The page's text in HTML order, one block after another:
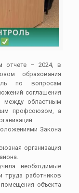
отчете – 2024, в
образования
по вопросам
соглашения
между областным
профсоюзом, а
Закона
организация
необходимые
труда работников
объекта